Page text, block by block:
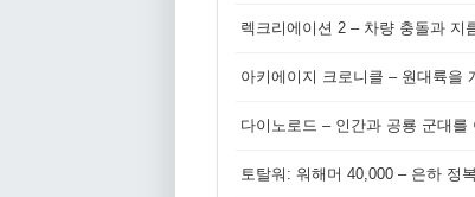
렉크리에이션 2 – 차량 충돌과 지
아키에이지 크로니클 – 원대륙을
다이노로드 – 인간과 공룡 군대
토탈워: 워해머 40,000 – 은하 정